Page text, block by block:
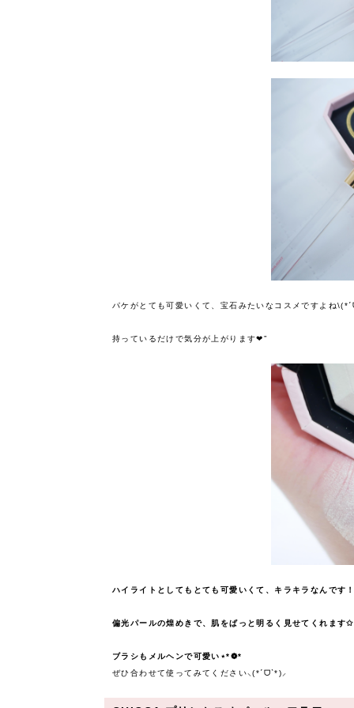
パケがとても可愛いくて、宝石みたいなコスメですよね
持っているだけで気分が上がります❤︎”
ハイライトとしてもとても可愛いくて、キラキラなんです
偏光パールの煌めきで、肌をぱっと明るく見せてくれます
ブラシもメルヘンで可愛い⋆*❁*
ぜひ合わせて使ってみてください⸜(*ˊᗜˋ*)⸝